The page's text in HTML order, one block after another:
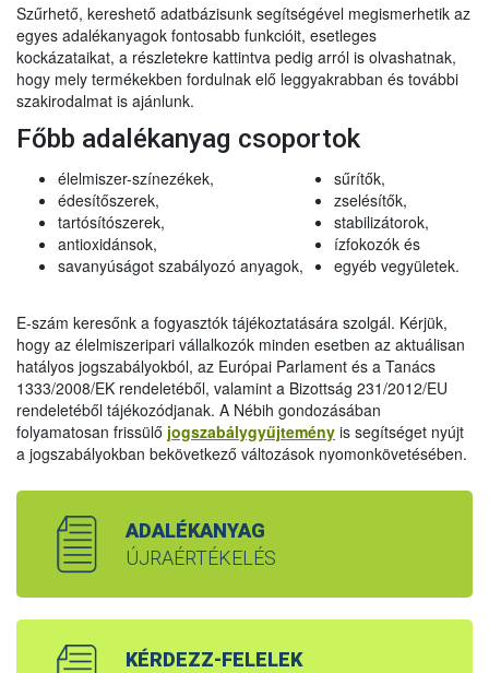
Szűrhető, kereshető adatbázisunk segítségével megismerhetik az
egyes adalékanyagok fontosabb funkcióit, esetleges
kockázataikat, a részletekre kattintva pedig arról is olvashatnak,
hogy mely termékekben fordulnak elő leggyakrabban és további
szakirodalmat is ajánlunk.
Főbb adalékanyag csoportok
élelmiszer-színezékek,
édesítőszerek,
tartósítószerek,
antioxidánsok,
savanyúságot szabályozó anyagok,
sűrítők,
zselésítők,
stabilizátorok,
ízfokozók és
egyéb vegyületek.
E-szám keresőnk a fogyasztók tájékoztatására szolgál. Kérjük,
hogy az élelmiszeripari vállalkozók minden esetben az aktuálisan
hatályos jogszabályokból, az Európai Parlament és a Tanács
1333/2008/EK rendeletéből, valamint a Bizottság 231/2012/EU
rendeletéből tájékozódjanak. A Nébih gondozásában
folyamatosan frissülő jogszabálygyűjtemény is segítséget nyújt
a jogszabályokban bekövetkező változások nyomonkövetésében.
ADALÉKANYAG
ÚJRAÉRTÉKELÉS
KÉRDEZZ-FELELEK